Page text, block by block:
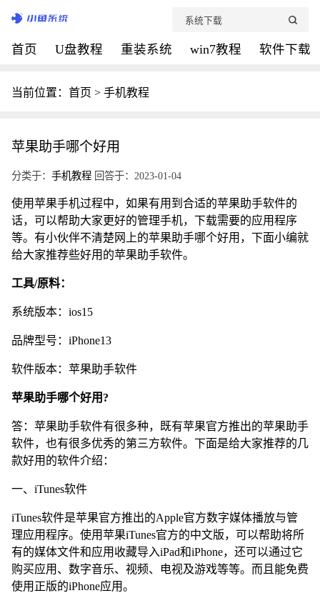
首页 U盘教程 重装系统 win7教程 软件下载
当前位置： 首页 > 手机教程
苹果助手哪个好用
分类于： 手机教程 回答于：2023-01-04
使用苹果手机过程中，如果有用到合适的苹果助手软件的
话，可以帮助大家更好的管理手机，下载需要的应用程序
等。有小伙伴不清楚网上的苹果助手哪个好用，下面小编就
给大家推荐些好用的苹果助手软件。
工具/原料：
系统版本：ios15
品牌型号：iPhone13
软件版本：苹果助手软件
苹果助手哪个好用?
答：苹果助手软件有很多种，既有苹果官方推出的苹果助手
软件，也有很多优秀的第三方软件。下面是给大家推荐的几
款好用的软件介绍：
一、iTunes软件
iTunes软件是苹果官方推出的Apple官方数字媒体播放与管
理应用程序。使用苹果iTunes官方的中文版，可以帮助将所
有的媒体文件和应用收藏导入iPad和iPhone，还可以通过它
购买应用、数字音乐、视频、电视及游戏等等。而且能免费
使用正版的iPhone应用。